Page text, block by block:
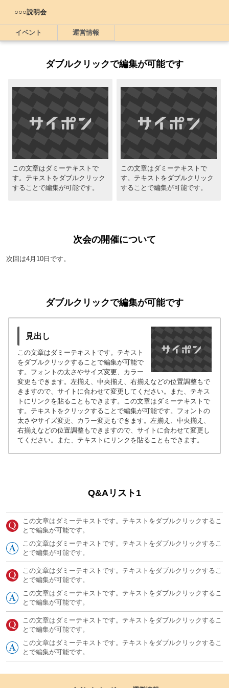
○○○説明会
イベント 運営情報
ダブルクリックで編集が可能です
この文章はダミーテキストで
す。テキストをダブルクリック
することで編集が可能です。
この文章はダミーテキストで
す。テキストをダブルクリック
することで編集が可能です。
次会の開催について
次回は4月10日です。
ダブルクリックで編集が可能です
見出し
この文章はダミーテキストです。テキスト
をダブルクリックすることで編集が可能で
す。フォントの太さやサイズ変更、カラー
変更もできます。左揃え、中央揃え、右揃えなどの位置調整もで
きますので、サイトに合わせて変更してください。また、テキス
トにリンクを貼ることもできます。この文章はダミーテキストで
す。テキストをクリックすることで編集が可能です。フォントの
太さやサイズ変更、カラー変更もできます。左揃え、中央揃え、
右揃えなどの位置調整もできますので、サイトに合わせて変更し
てください。また、テキストにリンクを貼ることもできます。
Q&Aリスト1
この文章はダミーテキストです。テキストをダブルクリックするこ
とで編集が可能です。
この文章はダミーテキストです。テキストをダブルクリックするこ
とで編集が可能です。
この文章はダミーテキストです。テキストをダブルクリックするこ
とで編集が可能です。
この文章はダミーテキストです。テキストをダブルクリックするこ
とで編集が可能です。
この文章はダミーテキストです。テキストをダブルクリックするこ
とで編集が可能です。
この文章はダミーテキストです。テキストをダブルクリックするこ
とで編集が可能です。